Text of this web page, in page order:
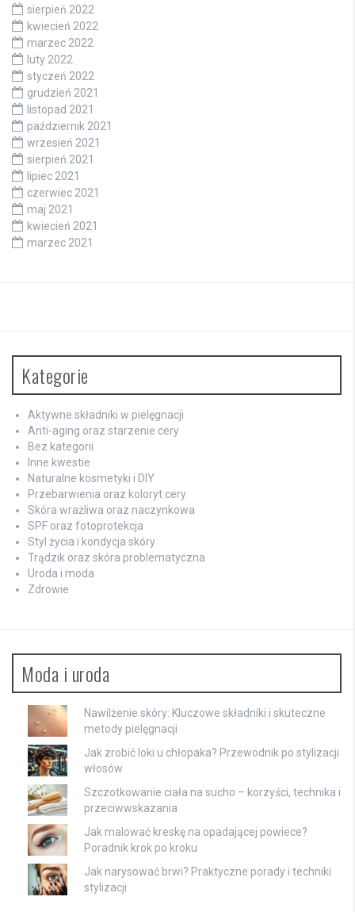
sierpień 2022
kwiecień 2022
marzec 2022
luty 2022
styczeń 2022
grudzień 2021
listopad 2021
październik 2021
wrzesień 2021
sierpień 2021
lipiec 2021
czerwiec 2021
maj 2021
kwiecień 2021
marzec 2021
Kategorie
Aktywne składniki w pielęgnacji
Anti-aging oraz starzenie cery
Bez kategorii
Inne kwestie
Naturalne kosmetyki i DIY
Przebarwienia oraz koloryt cery
Skóra wrażliwa oraz naczynkowa
SPF oraz fotoprotekcja
Styl życia i kondycja skóry
Trądzik oraz skóra problematyczna
Uroda i moda
Zdrowie
Moda i uroda
Nawilżenie skóry: Kluczowe składniki i skuteczne
metody pielęgnacji
Jak zrobić loki u chłopaka? Przewodnik po stylizacji
włosów
Szczotkowanie ciała na sucho – korzyści, technika i
przeciwwskazania
Jak malować kreskę na opadającej powiece?
Poradnik krok po kroku
Jak narysować brwi? Praktyczne porady i techniki
stylizacji